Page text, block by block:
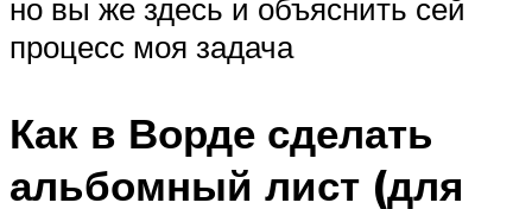
но вы же здесь и объяснить сей
процесс моя задача
Как в Ворде сделать
альбомный лист (для